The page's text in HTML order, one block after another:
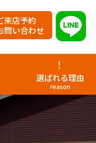
来店予約
問い合わせ
選ばれる理由
reason